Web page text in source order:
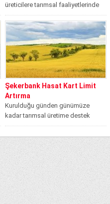
üreticilere tarımsal faaliyetlerinde
farklı olanaklar sağlamaktadır.
Kartın sağlamış olduğu
olanaklardan en...
Şekerbank Hasat Kart Limit
Artırma
Kurulduğu günden günümüze
kadar tarımsal üretime destek
sağlayan Şekerbank son
dönemlerde nu amaçla üreticilere
sunmuş...